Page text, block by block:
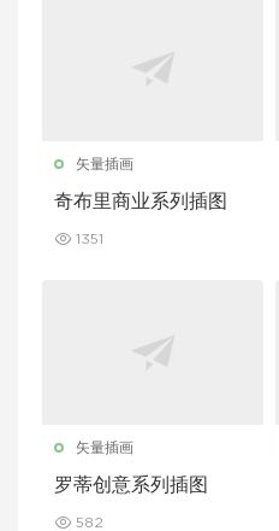
矢量插画
奇布里商业系列插图
1351
矢量插画
罗蒂创意系列插图
582